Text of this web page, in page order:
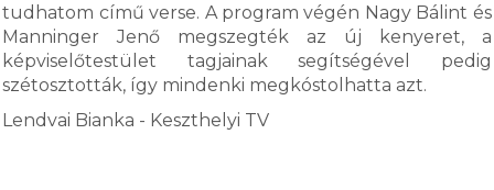
tudhatom című verse. A program végén Nagy Bálint és
Manninger Jenő megszegték az új kenyeret, a
képviselőtestület tagjainak segítségével pedig
szétosztották, így mindenki megkóstolhatta azt.
Lendvai Bianka - Keszthelyi TV